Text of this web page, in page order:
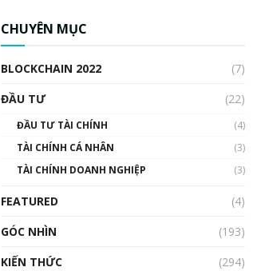
uptrend trong năm 2023? |
Phổ cập Blockchain
00:02:14
Nhìn lại năm 2022: Những
CHUYÊN MỤC
BLOCKCHAIN 2022
(7)
ĐẦU TƯ
(22)
ĐẦU TƯ TÀI CHÍNH
(4)
TÀI CHÍNH CÁ NHÂN
(3)
TÀI CHÍNH DOANH NGHIỆP
(3)
FEATURED
(4)
GÓC NHÌN
(193)
KIẾN THỨC
(294)